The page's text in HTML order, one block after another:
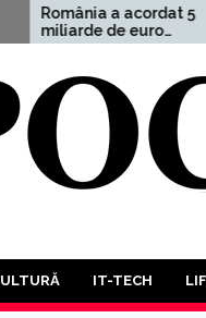
a acordat 5
de euro
adică 1,5% din
IT-TECH